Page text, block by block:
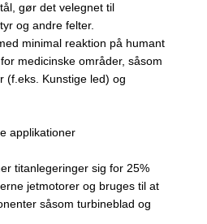
gør det velegnet til
og andre felter.
minimal reaktion på humant
medicinske områder, såsom
(f.eks. Kunstige led) og
applikationer
titanlegeringer sig for 25%
jetmotorer og bruges til at
såsom turbineblad og